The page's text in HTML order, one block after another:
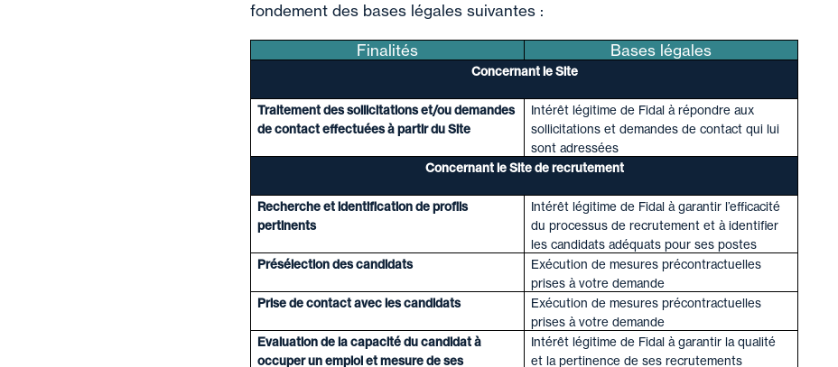
fondement des bases légales suivantes :
Finalités Bases légales
Concernant leSite
Traitement des sollicitations et/ou demandes
de contact effectuées à partir du Site
Intérêt légitime de Fidal à répondre aux
sollicitations et demandes de contact qui lui
sont adressées
Concernant le Site de recrutement
Recherche et identification de profils
pertinents
Intérêt légitime de Fidal à garantir l’efficacité
du processus de recrutement et à identifier
les candidats adéquats pour ses postes
Présélection des candidats
Exécution de mesures précontractuelles
prises à votre demande
Prise de contact avec les candidats
Exécution de mesures précontractuelles
prises à votre demande
Evaluation de la capacité du candidat à
occuper un emploi et mesure de ses
Intérêt légitime de Fidal à garantir la qualité
et la pertinence de ses recrutements